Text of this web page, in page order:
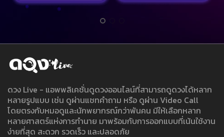
ดวง Live - แอพพลิเคชั่นดูดวงออนไลน์ที่สามารถดูดวงได้หลาก
หลายรูปแบบ เช่น ดูผ่านแชทคำถาม หรือ ดูผ่าน Video Call
โดยตรงกับหมอดูและนักพยากรณ์กว่าพันคน มีให้เลือกหลาก
หลายศาสตร์แห่งการทำนาย มาพร้อมกับการออกแบบที่เน้นใช้งาน
ง่ายที่สุด สะดวก รวดเร็ว และปลอดภัย